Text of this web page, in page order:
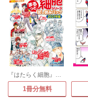
『はたらく細胞』シリーズ まるっと試し読みパック 2021年版
1冊分無料